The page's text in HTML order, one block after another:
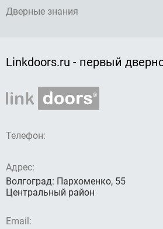
Дверные знания
Linkdoors.ru - первый
Телефон:
Адрес:
Волгоград: Пархоменко, 55
Центральный район
Email: